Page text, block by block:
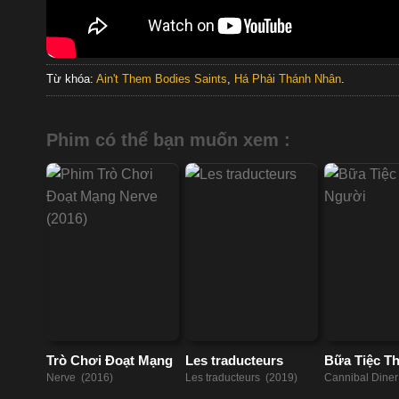
Từ khóa: Ain't Them Bodies Saints Há Phải Thánh Nhân
Phim có thể bạn muốn xem :
Trò Chơi Đoạt Mạng
Nerve (2016)
Les traducteurs
Les traducteurs (2019)
Bữa Tiệc
Cannibal